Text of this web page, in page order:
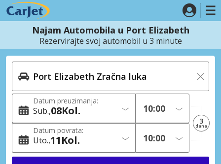
Najam Automobila u Port Elizabeth
Rezervirajte svoj automobil u 3 minute
Datum preuzimanja:
Sub. 08Kol.
Datum povrata:
Uto. 11Kol.
3
dana